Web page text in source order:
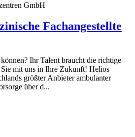
GmbH
Fachangestellte
Ihr Talent braucht die richtige
mit uns in Ihre Zukunft! Helios
größter Anbieter ambulanter
über d...